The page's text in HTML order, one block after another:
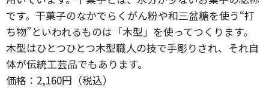
です。干菓子のなかでらくがん粉や和三盆糖を使う“打
ち物”といわれるものは「木型」を使ってつくります。
木型はひとつひとつ木型職人の技で手彫りされ、それ自
体が伝統工芸品でもあります。
価格：2,160円（税込）